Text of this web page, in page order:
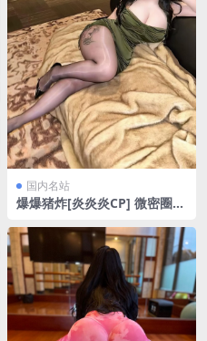
国内名站
爆爆猪炸[炎炎炎CP] 微密圈
B]